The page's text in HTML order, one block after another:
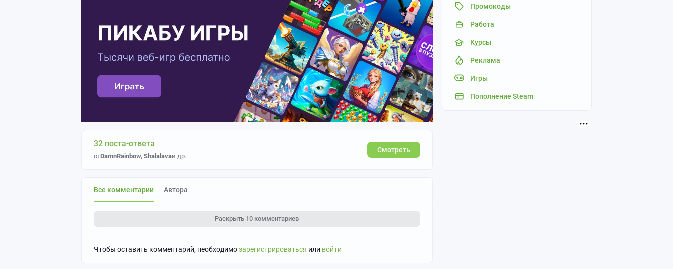
Промокоды
Работа
Курсы
Реклама
Игры
Пополнение Steam
32 поста-ответа
отDamnRainbow, Shalalavaи др.
Смотреть
Все комментарии Автора
Раскрыть 10 комментариев
Чтобы оставить комментарий, необходимозарегистрироваться или войти